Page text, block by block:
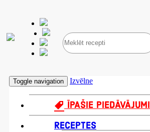
Toggle navigation Izvēlne
ĪPAŠIE PIEDĀVĀJUMI
RECEPTES